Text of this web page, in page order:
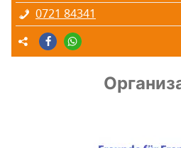
0721 84341